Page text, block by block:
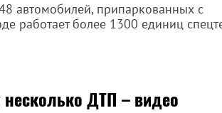
автомобилей, припаркованных с
работает более 1300 единиц
несколько ДТП – видео